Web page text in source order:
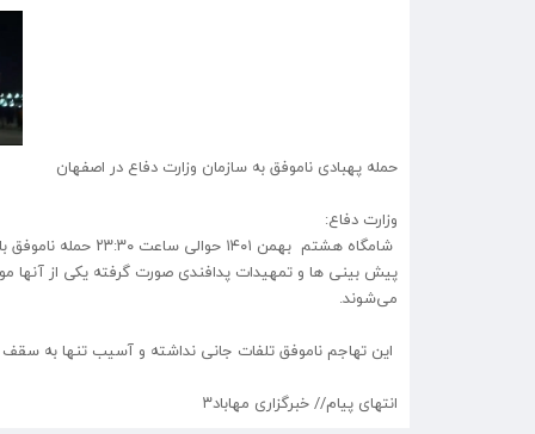
حمله پهبادی ناموفق به سازمان وزارت دفاع در اصفهان
وزارت دفاع:
شامگاه هشتم بهمن
پیش بینی ها و تمهیدات پدافندی صورت گرفته یکی از آنها
می‌شوند.
این تهاجم ناموفق تلفات جانی نداشته و آسیب تنها به
انتهای پیام// خبرگزاری مهاباد۳